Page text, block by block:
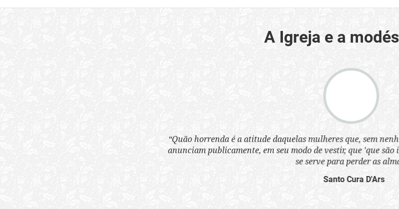
A Igreja e a
“Quão horrenda é a atitude daquelas mulheres que, sem
anunciam publicamente, em seu modo de vestir, que 'que são
se serve para perder as
Santo Cura D'Ars